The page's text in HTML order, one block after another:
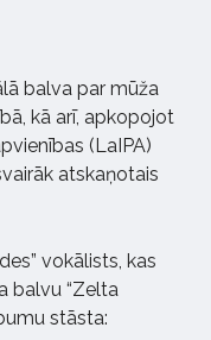
balva par mūža
kā arī, apkopojot
(LaIPA)
atskaņotais
vokālists, kas
balvu “Zelta
stāsta: